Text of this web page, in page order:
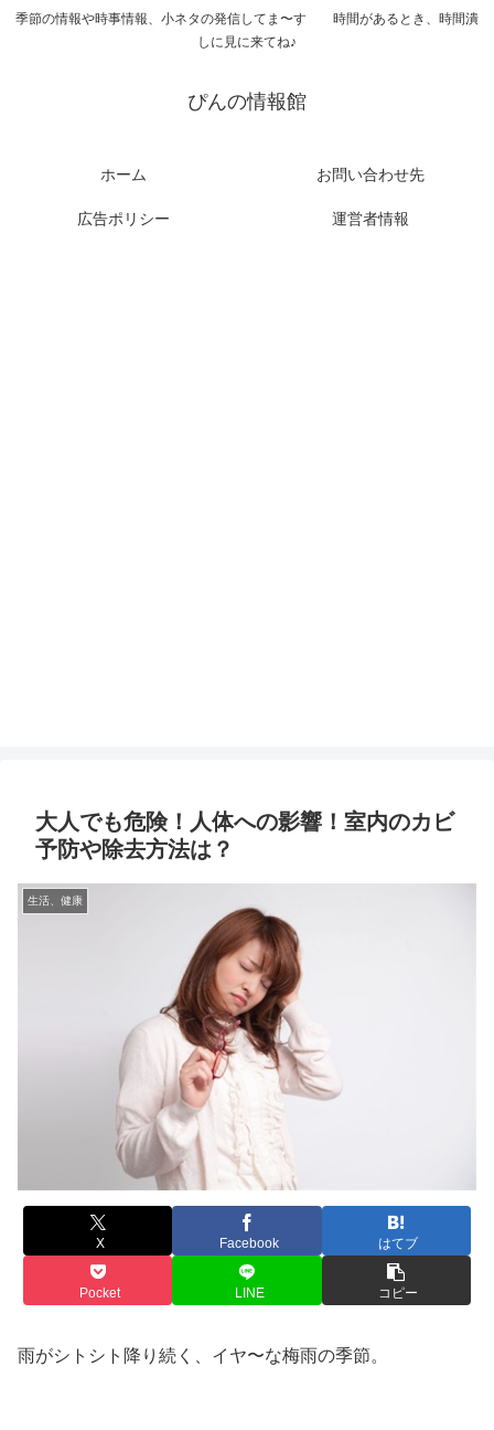
季節の情報や時事情報、小ネタの発信してま〜す 時間があるとき、時間潰
しに見に来てね♪
ぴんの情報館
ホーム お問い合わせ先
広告ポリシー 運営者情報
大人でも危険！人体への影響！室内のカビ
予防や除去方法は？
生活、健康
X Facebook はてブ
Pocket LINE コピー
雨がシトシト降り続く、イヤ〜な梅雨の季節。